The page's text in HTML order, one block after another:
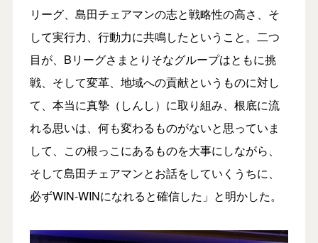
リーグ、島田チェアマンの志と戦略性の高さ、そ
して実行力、行動力に共鳴したということ。二つ
目が、Bリーグさまとりそなグループはともに挑
戦、そして変革、地域への貢献というものに対し
て、本当に真摯（しんし）に取り組み、根底に流
れる思いは、何も変わるものがないと思っていま
して、この根っこにあるものを大事にしながら、
そして島田チェアマンとお話をしていくうちに、
必ずWIN-WINになれると確信した」と明かした。